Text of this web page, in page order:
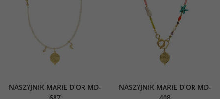
NASZYJNIK MARIE D’OR MD-
NASZYJNIK MARIE D’OR MD-